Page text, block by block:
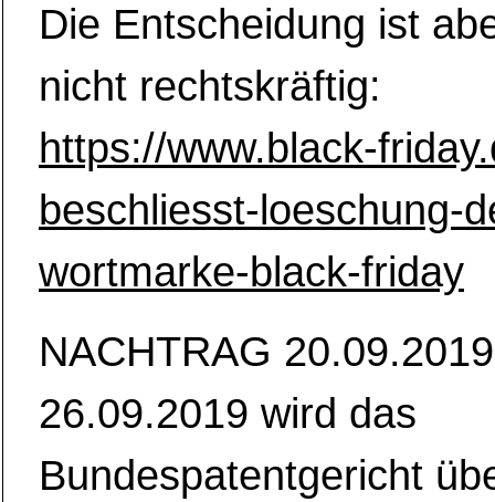
Die Entscheidung ist
nicht rechtskräftig:
https://www.black-
beschliesst-loeschung-
wortmarke-black-friday
NACHTRAG
26.09.2019 wird das
Bundespatentgericht